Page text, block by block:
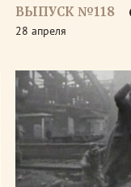
ВЫПУСК №118
28 апреля